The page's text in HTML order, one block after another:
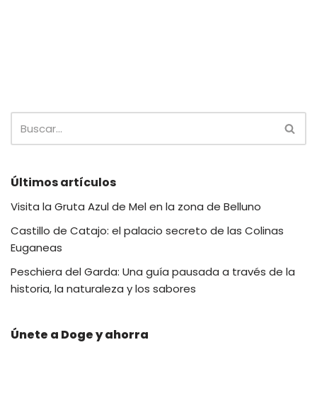
Últimos artículos
Visita la Gruta Azul de Mel en la zona de Belluno
Castillo de Catajo: el palacio secreto de las Colinas
Euganeas
Peschiera del Garda: Una guía pausada a través de la
historia, la naturaleza y los sabores
Únete a Doge y ahorra